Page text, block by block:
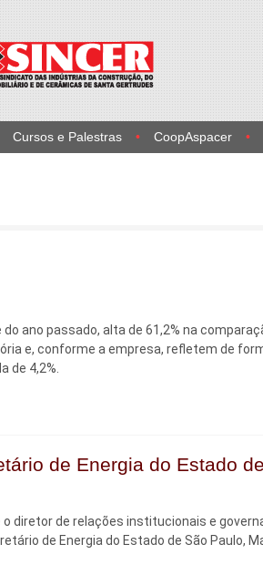
Cursos e Palestras CoopAspacer
ano passado, alta de 61,2% na
e, conforme a empresa, refletem de
de 4,2%.
de Energia do Estado
diretor de relações institucionais e
de Energia do Estado de São Paulo,